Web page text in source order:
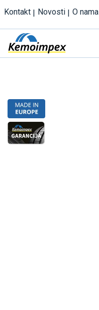
Kontakt Novosti O nama